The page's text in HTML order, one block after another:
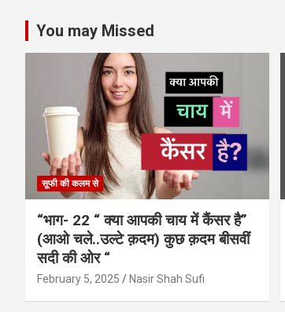
You may Missed
सूफी की कलम से
“भाग- 22 “ क्या आपकी चाय में कैंसर है”
(आओ चले..उल्टे क़दम) कुछ क़दम बीसवीं
सदी की ओर “
February 5, 2025 Nasir Shah Sufi